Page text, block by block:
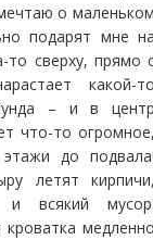
о
подарят мне
то сверху, прямо
какой-
– и в
что-то
до
летят
и всякий